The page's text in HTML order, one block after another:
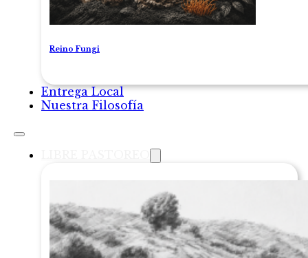
Reino Fungi
Entrega Local
Nuestra Filosofía